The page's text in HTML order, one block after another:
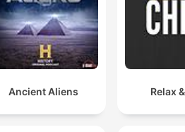
Ancient Aliens Relax